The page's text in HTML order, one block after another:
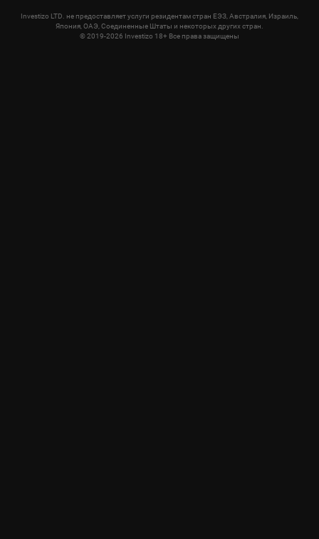
Investizo LTD. не предоставляет услуги резидентам стран ЕЭЗ, Австралия, Израиль,
Япония, ОАЭ, Соединенные Штаты и некоторых других стран.
© 2019-2026 Investizo 18+ Все права защищены